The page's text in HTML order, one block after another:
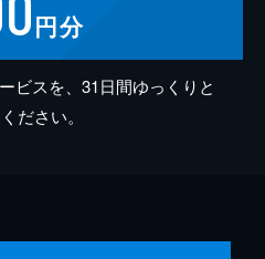
円分
ビスを、31日間ゆっくりと
ださい。